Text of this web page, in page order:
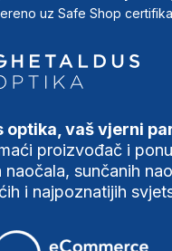
uz Safe Shop
optika, vaš vjerni
proizvođač i
naočala, sunčanih
i najpoznatijih